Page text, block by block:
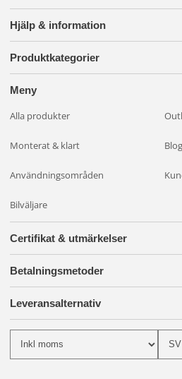
Hjälp & information
Produktkategorier
Meny
Alla produkter
Monterat & klart
Användningsområden
Bilväljare
Certifikat & utmärkelser
Betalningsmetoder
Leveransalternativ